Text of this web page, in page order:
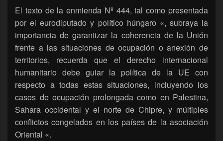
El texto de la enmienda Nº 444, tal como presentada
por el eurodiputado y político húngaro «, subraya la
importancia de garantizar la coherencia de la Unión
frente a las situaciones de ocupación o anexión de
territorios, recuerda que el derecho internacional
humanitario debe guiar la política de la UE con
respecto a todas estas situaciones, incluyendo los
casos de ocupación prolongada como en Palestina,
Sahara occidental y el norte de Chipre, y múltiples
conflictos congelados en los países de la asociación
Oriental «.